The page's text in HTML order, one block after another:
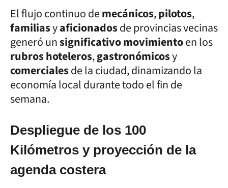
El flujo continuo demecánicos,pilotos,
familiasyaficionadosde provincias vecinas
generó unsignificativo movimientoen los
rubros hoteleros,gastronómicosy
comercialesde la ciudad, dinamizando la
economía local durante todo el fin de
semana.
Despliegue de los 100
Kilómetros y proyección de la
agenda costera